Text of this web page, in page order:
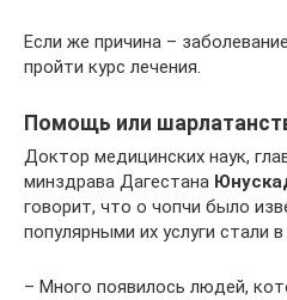
Если же причина –
пройти курс лечения.
Помощь или
Доктор медицинских наук,
минздрава Дагестана
говорит, что о чопчи было
популярными их услуги стали
– Много появилось людей,